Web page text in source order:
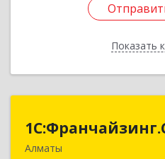
Показать
АлматыКазахстан, Алматы,